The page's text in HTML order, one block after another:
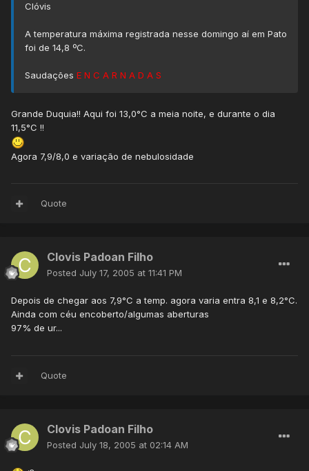
Clóvis
A temperatura máxima registrada nesse domingo aí em Pato
foi de 14,8 ºC.
Saudações E N C A R N A D A S
Grande Duquia!! Aqui foi 13,0°C a meia noite, e durante o dia
11,5°C !!
Agora 7,9/8,0 e variação de nebulosidade
Quote
Clovis Padoan Filho
Posted July 17, 2005 at 11:41 PM
Depois de chegar aos 7,9°C a temp. agora varia entra 8,1 e 8,2°C.
Ainda com céu encoberto/algumas aberturas
97% de ur...
Quote
Clovis Padoan Filho
Posted July 18, 2005 at 02:14 AM